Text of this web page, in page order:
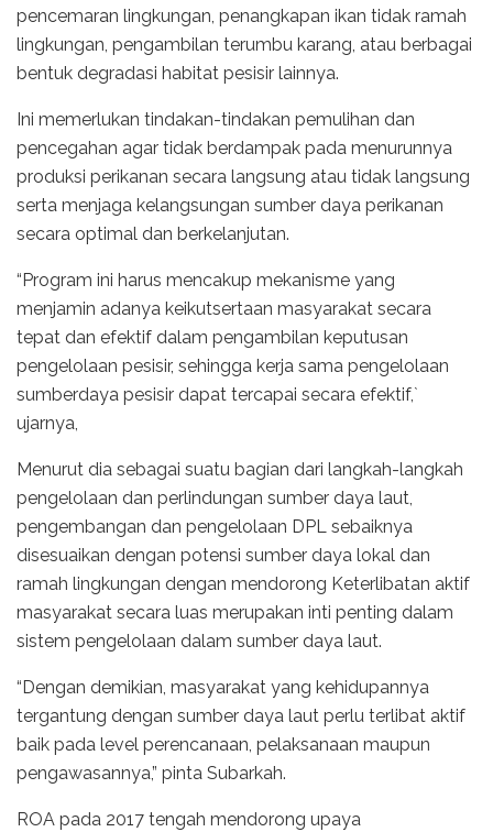
pencemaran lingkungan, penangkapan ikan tidak ramah
lingkungan, pengambilan terumbu karang, atau berbagai
bentuk degradasi habitat pesisir lainnya.
Ini memerlukan tindakan-tindakan pemulihan dan
pencegahan agar tidak berdampak pada menurunnya
produksi perikanan secara langsung atau tidak langsung
serta menjaga kelangsungan sumber daya perikanan
secara optimal dan berkelanjutan.
“Program ini harus mencakup mekanisme yang
menjamin adanya keikutsertaan masyarakat secara
tepat dan efektif dalam pengambilan keputusan
pengelolaan pesisir, sehingga kerja sama pengelolaan
sumberdaya pesisir dapat tercapai secara efektif,`
ujarnya,
Menurut dia sebagai suatu bagian dari langkah-langkah
pengelolaan dan perlindungan sumber daya laut,
pengembangan dan pengelolaan DPL sebaiknya
disesuaikan dengan potensi sumber daya lokal dan
ramah lingkungan dengan mendorong Keterlibatan aktif
masyarakat secara luas merupakan inti penting dalam
sistem pengelolaan dalam sumber daya laut.
“Dengan demikian, masyarakat yang kehidupannya
tergantung dengan sumber daya laut perlu terlibat aktif
baik pada level perencanaan, pelaksanaan maupun
pengawasannya,” pinta Subarkah.
ROA pada 2017 tengah mendorong upaya